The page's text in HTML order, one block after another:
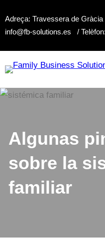
al
contenido
Adreça: Travessera de
info@fb-solutions.es /
Algunas
sobre la
familiar